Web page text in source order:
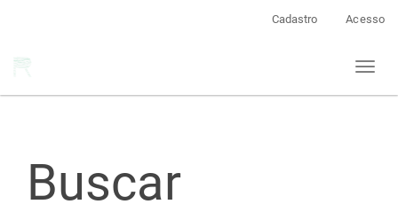
Cadastro Acesso
Toggle
Buscar